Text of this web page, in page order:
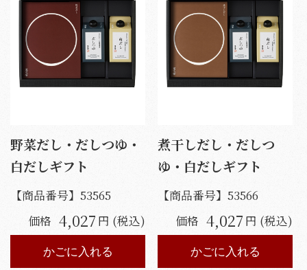
野菜だし・だしつゆ・
白だしギフト
【商品番号】 53565
価格 4,027 円 (税込)
かごに入れる
煮干しだし・だしつ
ゆ・白だしギフト
【商品番号】53566
価格 4,027 円 (税込)
かごに入れる